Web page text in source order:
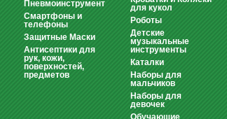
Пневмоинструмент
Смартфоны и
телефоны
Защитные Маски
Антисептики для
рук, кожи,
поверхностей,
предметов
для кукол
Роботы
Детские
музыкальные
инструменты
Каталки
Наборы для
мальчиков
Наборы для
девочек
Обучающие